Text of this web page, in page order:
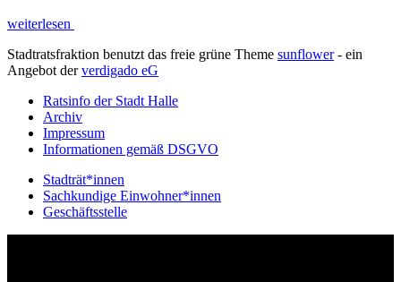
weiterlesen
Stadtratsfraktion benutzt das freie grüne Theme sunflower‐ ein
Angebot derverdigado eG
Ratsinfo der Stadt Halle
Archiv
Impressum
Informationen gemäß DSGVO
Stadträt*innen
Sachkundige Einwohner*innen
Geschäftsstelle